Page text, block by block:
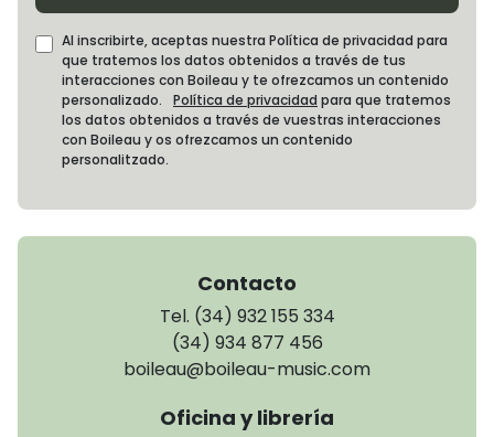
Al inscribirte, aceptas nuestra Política de privacidad para
que tratemos los datos obtenidos a través de tus
interacciones con Boileau y te ofrezcamos un contenido
personalizado. Política de privacidad para que tratemos
los datos obtenidos a través de vuestras interacciones
con Boileau y os ofrezcamos un contenido
personalitzado.
Contacto
Tel. (34) 932 155 334
(34) 934 877 456
boileau@boileau-music.com
Oficina y librería